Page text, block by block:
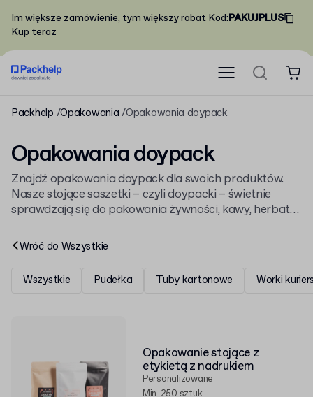
Im większe zamówienie, tym większy rabat Kod:PAKUJPLUS
Kup teraz
Packhelp Opakowania Opakowania doypack
Opakowania doypack
Znajdź opakowania doypack dla swoich produktów.
Nasze stojące saszetki – czyli doypacki – świetnie
sprawdzają się do pakowania żywności, kawy, herbaty
wybierz gotowe woreczki w niskich nakładach,
dostępne od zaraz.
Wróć do Wszystkie
Wszystkie Pudełka Tuby kartonowe Worki
Opakowanie stojące z
etykietą z nadrukiem
Personalizowane
Min. 250 sztuk